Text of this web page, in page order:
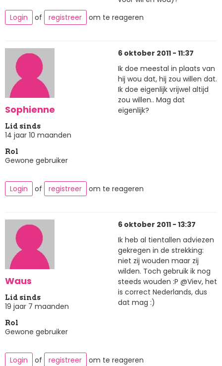
Login
of registreer om te reageren
Sophienne
Lid sinds
14 jaar 10 maanden
Rol
Gewone gebruiker
6 oktober 2011 - 11:37
Ik doe meestal in plaats van
hij wou dat, hij zou willen dat.
Ik doe eigenlijk vrijwel altijd
zou willen.. Mag dat
eigenlijk?
Login of registreer om te reageren
Waus
Lid sinds
19 jaar 7 maanden
Rol
Gewone gebruiker
6 oktober 2011 - 13:37
Ik heb al tientallen adviezen
gekregen in de strekking:
niet zij wouden maar zij
wilden. Toch gebruik ik nog
steeds wouden :P @Viev, het
is correct Nederlands, dus
dat mag :)
Login of registreer om te reageren